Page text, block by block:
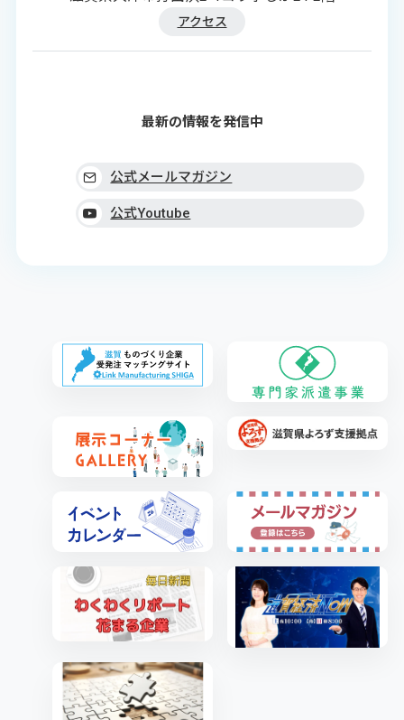
アクセス
最新の情報を発信中
公式メールマガジン
公式Youtube